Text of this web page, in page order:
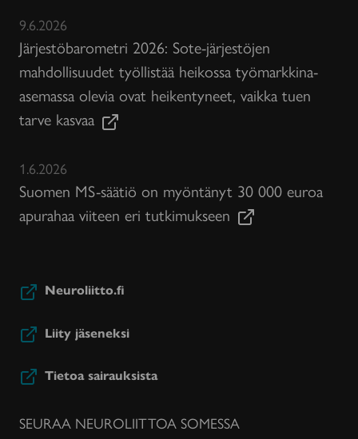
9.6.2026
Järjestöbarometri 2026: Sote-järjestöjen
mahdollisuudet työllistää heikossa työmarkkina-
asemassa olevia ovat heikentyneet, vaikka tuen
tarve kasvaa
1.6.2026
Suomen MS-säätiö on myöntänyt 30 000 euroa
apurahaa viiteen eri tutkimukseen
Neuroliitto.fi
Liity jäseneksi
Tietoa sairauksista
SEURAA NEUROLIITTOA SOMESSA